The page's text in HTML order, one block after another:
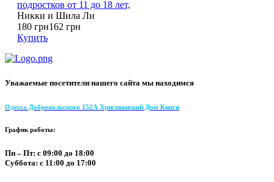
подростков от 11 до 18 лет,
Никки и Шила Ли
180 грн162 грн
Купить
Уважаемые посетители нашего сайта мы находимся
Одесса Добровольского 152А Христианский Дом Книги
График работы:
Пн – Пт: с 09:00 до 18:00
Суббота: с 11:00 до 17:00